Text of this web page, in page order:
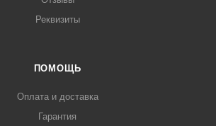
Реквизиты
ПОМОЩЬ
Оплата и доставка
Гарантия